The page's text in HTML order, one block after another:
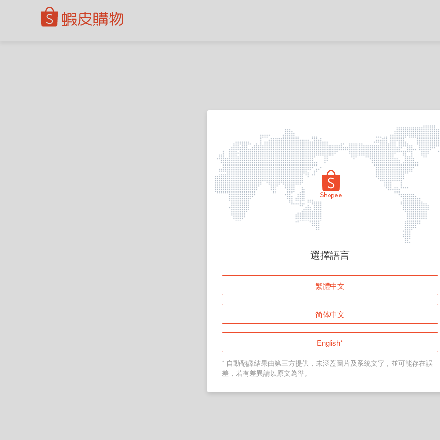
頁面無法顯示
登入
返回首頁
選擇語言
繁體中文
简体中文
English*
* 自動翻譯結果由第三方提供，未涵蓋圖片及系統文字，並可能存在誤
差，若有差異請以原文為準。